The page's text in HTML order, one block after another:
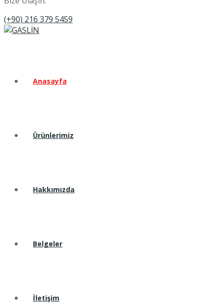
(+90) 216 379 5459
Anasayfa
Ürünlerimiz
Hakkımızda
Belgeler
İletişim